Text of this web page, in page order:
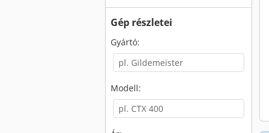
Gép részletei
Gyártó:
Modell: